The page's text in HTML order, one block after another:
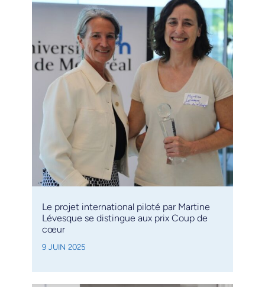
Le projet international piloté par Martine
Lévesque se distingue aux prix Coup de
cœur
9 JUIN 2025